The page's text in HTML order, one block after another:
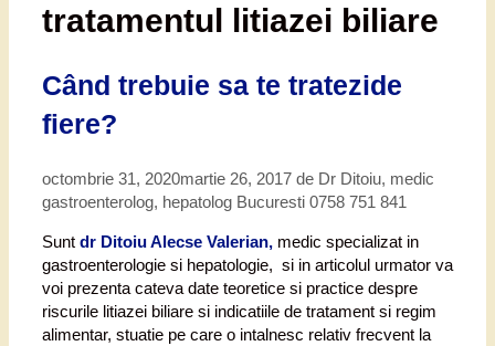
tratamentul litiazei biliare
Când trebuie sa te tratezide
fiere?
octombrie 31, 2020martie 26, 2017 de Dr Ditoiu, medic
gastroenterolog, hepatolog Bucuresti 0758 751 841
Sunt dr Ditoiu Alecse Valerian, medic specializat in
gastroenterologie si hepatologie, si in articolul urmator va
voi prezenta cateva date teoretice si practice despre
riscurile litiazei biliare si indicatiile de tratament si regim
alimentar, stuatie pe care o intalnesc relativ frecvent la